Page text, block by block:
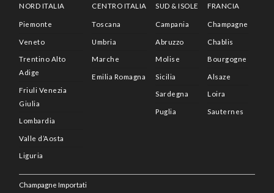
NORD ITALIA
Piemonte
Veneto
Trentino Alto
Adige
Friuli Venezia
Giulia
Lombardia
Valle d’Aosta
Liguria
CENTRO ITALIA
Toscana
Umbria
Marche
Emilia Romagna
SUD & ISOLE
Campania
Abruzzo
Molise
Sicilia
Sardegna
Puglia
FRANCIA
Champagne
Chablis
Bourgogne
Alsaze
Loira
Sauternes
Champagne Importati